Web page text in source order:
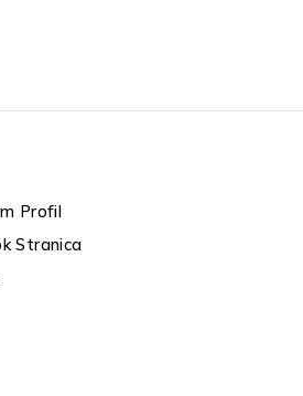
Profil
Stranica